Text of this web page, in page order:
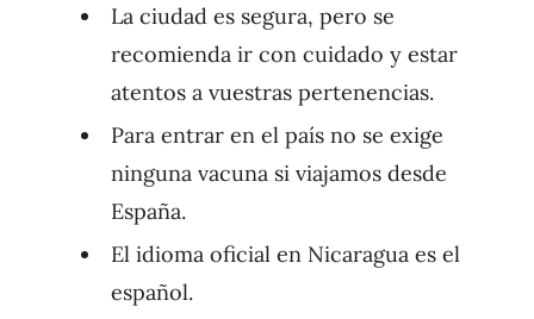
La ciudad es segura, pero se
recomienda ir con cuidado y estar
atentos a vuestras pertenencias.
Para entrar en el país no se exige
ninguna vacuna si viajamos desde
España.
El idioma oficial en Nicaragua es el
español.